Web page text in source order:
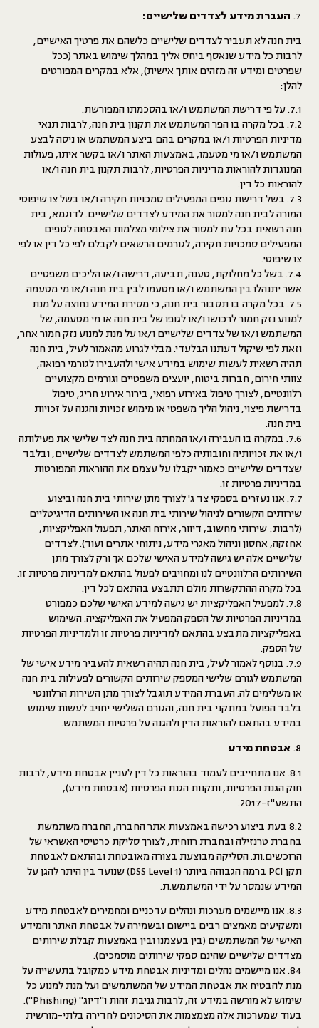
העברת מידע לצדדים שלישיים:
בית חנה לא תעביר לצדדים שלישיים כלשהם את פרטיך האישיים,
לרבות כל מידע שנאסף ביחס אליך במהלך שימוש באתר (ככל
שפרטים ומידע זה מזהים אותך אישית), אלא במקרים המפורטים
להלן:
7.1. על פי דרישת המשתמש ו/או בהסכמתו המפורשת.
7.2. בכל מקרה בו הפר המשתמש את תקנון בית חנה, לרבות תנאי
מדיניות הפרטיות ו/או במקרים בהם ביצע המשתמש או ניסה לבצע
המשתמש ו/או מי מטעמו, באמצעות האתר ו/או בקשר איתו, פעולות
המנוגדות להוראות מדיניות הפרטיות, לרבות תקנון בית חנה ו/או
להוראות כל דין.
7.3. בשל דרישת גופים המפעילים סמכויות חקירה ו/או בשל צו שיפוטי
המורה לבית חנה למסור את המידע לצדדים שלישיים. לדוגמא, בית
חנה רשאית בכל עת למסור את צילומי מצלמות האבטחה לגופים
המפעילים סמכויות חקירה, לגורמים הרשאים לקבלם לפי כל דין או לפי
צו שיפוטי.
7.4. בשל כל מחלוקת, טענה, תביעה, דרישה ו/או הליכים משפטיים
אשר יתנהלו בין המשתמש ו/או מטעמו לבין בית חנה ו/או מי מטעמה.
7.5. בכל מקרה בו תסבור בית חנה, כי מסירת המידע נחוצה על מנת
למנוע נזק חמור לרכושו ו/או לגופו של בית חנה או מי מטעמה, של
המשתמש ו/או של צדדים שלישיים ו/או על מנת למנוע נזק חמור אחר,
וזאת לפי שיקול דעתנו הבלעדי. מבלי לגרוע מהאמור לעיל, בית חנה
תהיה רשאית לעשות שימוש במידע אישי ולהעבירו לגורמי רפואה,
צוותי חירום, חברות ביטוח, יועצים משפטיים וגורמים מקצועיים
רלוונטיים, לצורך טיפול באירוע רפואי, בירור אירוע חריג, טיפול
בדרישת פיצוי, ניהול הליך משפטי או מימוש זכויות והגנה על זכויות
בית חנה.
7.6. במקרה בו העבירה ו/או המחתה בית חנה לצד שלישי את פעילותה
ו/או את זכויותיה וחובותיה כלפי המשתמש לצדדים שלישיים, ובלבד
שצדדים שלישיים כאמור יקבלו על עצמם את ההוראות המפורטות
במדיניות פרטיות זו.
7.7. אנו נעזרים בספקי צד ג' לצורך מתן שירותי בית חנה וביצוע
שירותים הקשורים לניהול שירותי בית חנה או השירותים הדיגיטליים
(לרבות: שירותי מחשוב, דיוור, אירוח האתר, תפעול האפליקציות,
אחזקה, אחסון וניהול מאגרי מידע, ניתוחי אתרים ועוד). לצדדים
שלישיים אלה יש גישה למידע האישי שלכם אך ורק לצורך מתן
השירותים הרלוונטיים לנו ומחויבים לפעול בהתאם למדיניות פרטיות זו.
בכל מקרה ההתקשרות מולם תתבצע בהתאם לכל דין.
7.8. למפעיל האפליקציות יש גישה למידע האישי שלכם כמפורט
במדיניות הפרטיות של הספק המפעיל את האפליקציה. השימוש
באפליקציות מתבצע בהתאם למדיניות פרטיות זו ולמדיניות הפרטיות
של הספק.
7.9. בנוסף לאמור לעיל, בית חנה תהיה רשאית להעביר מידע אישי של
המשתמש לגורם שלישי המספק שירותים הקשורים לפעילות בית חנה
או משלימים לה. העברת המידע תוגבל לצורך מתן השירות הרלוונטי
בלבד הפועל במתקני בית חנה, והגורם השלישי יחויב לעשות שימוש
במידע בהתאם להוראות הדין ולהגנה על פרטיות המשתמש.
אבטחת מידע
8.1. אנו מתחייבים לעמוד בהוראות כל דין לעניין אבטחת מידע, לרבות
חוק הגנת הפרטיות, ותקנות הגנת הפרטיות (אבטחת מידע),
התשע"ז-2017.
8.2 בעת ביצוע רכישה באמצעות אתר החברה, החברה משתמשת
בחברת טרנזילה ובחברת רווחית, לצורך סליקת כרטיסי האשראי של
הרוכשים.ות. הסליקה מבוצעת בצורה מאובטחת ובהתאם לאבטחת
תקן PCI ברמה הגבוהה ביותר (DSS Level 1) שנועד בין היתר להגן על
המידע שנמסר על ידי המשתמש.ת.
8.3. אנו מיישמים מערכות ונהלים עדכניים ומחמירים לאבטחת מידע
ומשקיעים מאמצים רבים ביישום ובשמירה על אבטחת האתר והמידע
האישי של המשתמשים (בין בעצמנו ובין באמצעות קבלת שירותים
מצדדים שלישיים שהינם ספקי שירותים מוסמכים).
84. אנו מיישמים נהלים ומדיניות אבטחת מידע כמקובל בתעשייה על
מנת להבטיח את אבטחת המידע של המשתמשים ועל מנת למנוע כל
שימוש לא מורשה במידע זה, לרבות גניבת זהות ו"דיוג" (Phishing").
בעוד שמערכות אלה מצמצמות את הסיכונים לחדירה בלתי-מורשית